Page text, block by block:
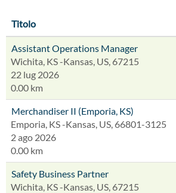
Titolo
Assistant Operations Manager
Wichita, KS -Kansas, US, 67215
22 lug 2026
0.00 km
Merchandiser II (Emporia, KS)
Emporia, KS -Kansas, US, 66801-3125
2 ago 2026
0.00 km
Safety Business Partner
Wichita, KS -Kansas, US, 67215